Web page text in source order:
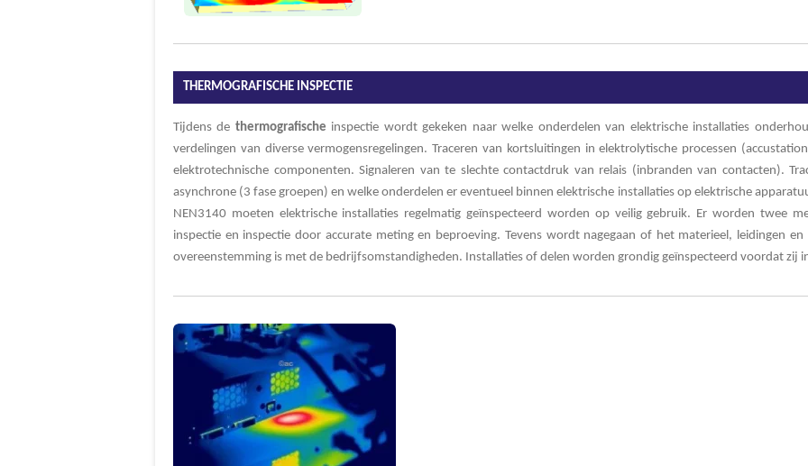
THERMOGRAFISCHE INSPECTIE
Tijdens de thermografische inspectie wordt gekeken naar welke onderdelen van elektrische installaties
verdelingen van diverse vermogensregelingen. Traceren van kortsluitingen in elektrolytische processen
elektrotechnische componenten. Signaleren van te slechte contactdruk van relais (inbranden van contacten).
asynchrone (3 fase groepen) en welke onderdelen er eventueel binnen elektrische installaties op elektrische
NEN3140 moeten elektrische installaties regelmatig geïnspecteerd worden op veilig gebruik. Er worden twee
inspectie en inspectie door accurate meting en beproeving. Tevens wordt nagegaan of het materieel, leidingen
overeenstemming is met de bedrijfsomstandigheden. Installaties of delen worden grondig geïnspecteerd voordat zij